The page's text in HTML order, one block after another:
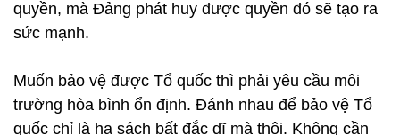
quyền, mà Đảng phát huy được quyền đó sẽ tạo ra
sức mạnh.
Muốn bảo vệ được Tổ quốc thì phải yêu cầu môi
trường hòa bình ổn định. Đánh nhau để bảo vệ Tổ
quốc chỉ là hạ sách bất đắc dĩ mà thôi. Không cần